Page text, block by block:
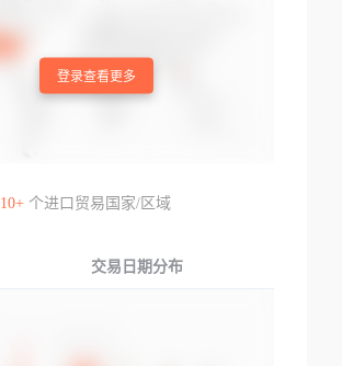
登录查看更多
10+个进口贸易国家/区域
交易日期分布